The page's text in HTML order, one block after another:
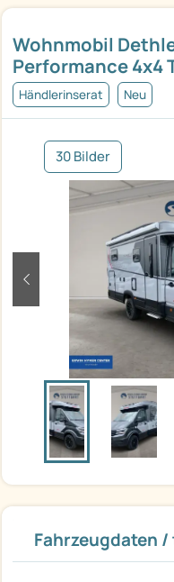
Wohnmobil
Performance 4x4
Händlerinserat Neu
30 Bilder
zurück
Fahrzeugdaten